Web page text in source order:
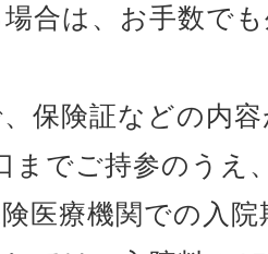
合は、お手数で
保険証などの内
までご持参のうえ
医療機関での入